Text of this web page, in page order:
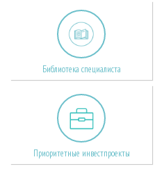
Библиотека специалиста
Приоритетные инвестпроекты